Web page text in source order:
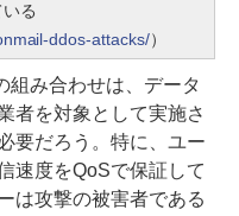
る
ddos-attacks/）
み合わせは、データ
者を対象として実施さ
要だろう。特に、ユー
速度をQoSで保証して
は攻撃の被害者である